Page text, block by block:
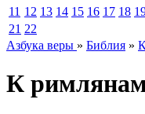
11 12 13 14 15 16 17 18
21 22
Азбука веры » Библия »
К